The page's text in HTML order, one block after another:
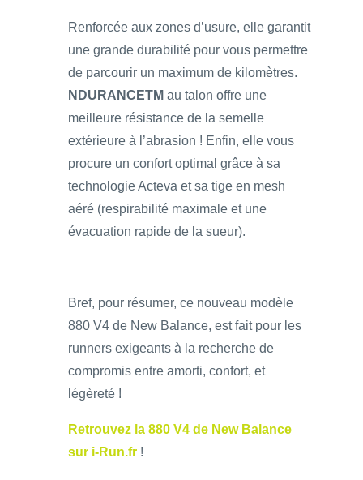
Renforcée aux zones d’usure, elle garantit
une grande durabilité pour vous permettre
de parcourir un maximum de kilomètres.
NDURANCETM au talon offre une
meilleure résistance de la semelle
extérieure à l’abrasion ! Enfin, elle vous
procure un confort optimal grâce à sa
technologie Acteva et sa tige en mesh
aéré (respirabilité maximale et une
évacuation rapide de la sueur).
Bref, pour résumer, ce nouveau modèle
880 V4 de New Balance, est fait pour les
runners exigeants à la recherche de
compromis entre amorti, confort, et
légèreté !
Retrouvez la 880 V4 de New Balance
sur i-Run.fr !